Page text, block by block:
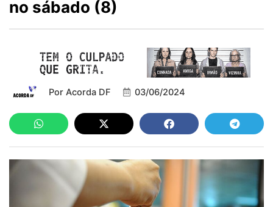
no sábado (8)
Por Acorda DF 03/06/2024